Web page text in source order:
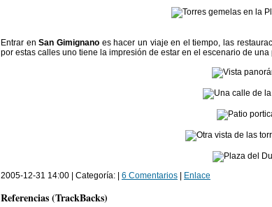
Entrar enSan Gimignanoes hacer un viaje en el tiempo, las
por estas calles uno tiene la impresión de estar en el escenario de
2005-12-31 14:00 | Categoría: | 6 Comentarios| Enlace
Referencias (TrackBacks)